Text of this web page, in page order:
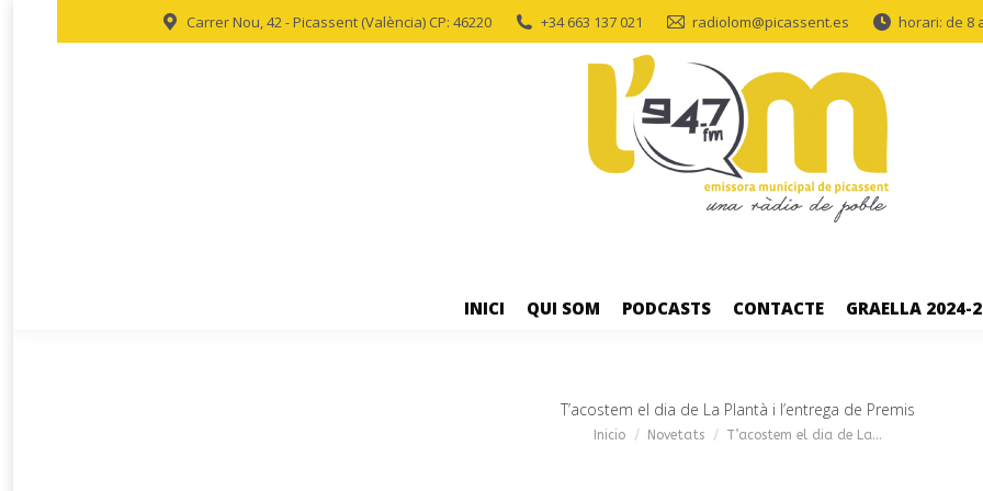
Carrer Nou, 42 - Picassent (València) CP: 46220 +34 663 137 021 radiolom@picassent.es horari: de 8
INICI QUI SOM PODCASTS CONTACTE GRAELLA 2024-
T’acostem el dia de La Plantà i l’entrega de Premis
Estás aquí:
Inicio Novetats T’acostem el dia de La…